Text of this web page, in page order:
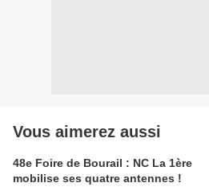
Vous aimerez aussi
48e Foire de Bourail : NC La 1ère
mobilise ses quatre antennes !